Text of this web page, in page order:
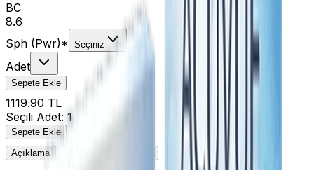
BC
8.6
Sph (Pwr)* Seçiniz
Adet
Sepete Ekle
1119.90 TL
Seçili Adet: 1
Sepete Ekle
Açıklama